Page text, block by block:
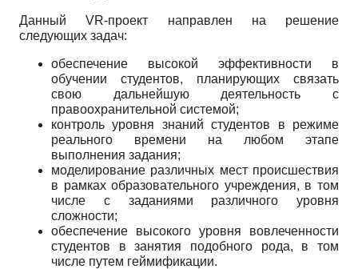
ДанныйVR-проект направлен на решение
следующих задач:
обеспечение высокой эффективности в
обучении студентов, планирующих связать
свою дальнейшую деятельность с
правоохранительной системой;
контроль уровня знаний студентов в режиме
реального времени на любом этапе
выполнения задания;
моделирование различных мест происшествия
в рамках образовательного учреждения, в том
числе с заданиями различного уровня
сложности;
обеспечение высокого уровня вовлеченности
студентов в занятия подобного рода, в том
числе путем геймификации.